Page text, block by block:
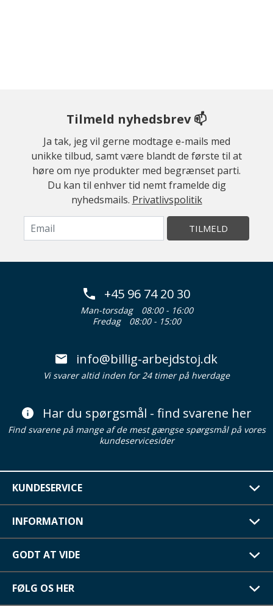
Tilmeld nyhedsbrev 📫
Ja tak, jeg vil gerne modtage e-mails med
unikke tilbud, samt være blandt de første til at
høre om nye produkter med begrænset parti.
Du kan til enhver tid nemt framelde dig
nyhedsmails. Privatlivspolitik
TILMELD
+45 96 74 20 30
Man-torsdag
08:00 - 16:00
Fredag
08:00 - 15:00
info@billig-arbejdstoj.dk
Vi svarer altid inden for 24 timer på hverdage
Har du spørgsmål - find svarene her
Find svarene på mange af de mest gængse spørgsmål på vores
kundeservicesider
KUNDESERVICE
INFORMATION
GODT AT VIDE
FØLG OS HER